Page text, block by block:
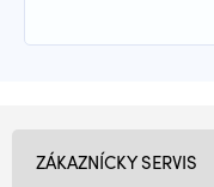
ZÁKAZNÍCKY SERVIS